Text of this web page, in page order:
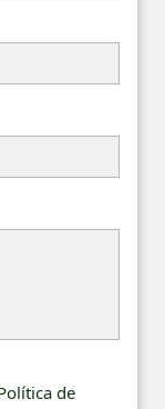
de